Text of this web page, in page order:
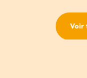
Voir